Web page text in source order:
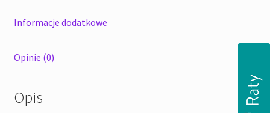
Informacje dodatkowe
Opinie (0)
Opis